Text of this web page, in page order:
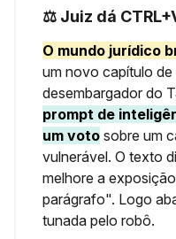
⚖️ Juiz dá
O mundo jurídico
um novo capítulo
desembargador do
prompt de
um voto sobre um
vulnerável. O texto
melhore a
parágrafo". Logo
tunada pelo robô.